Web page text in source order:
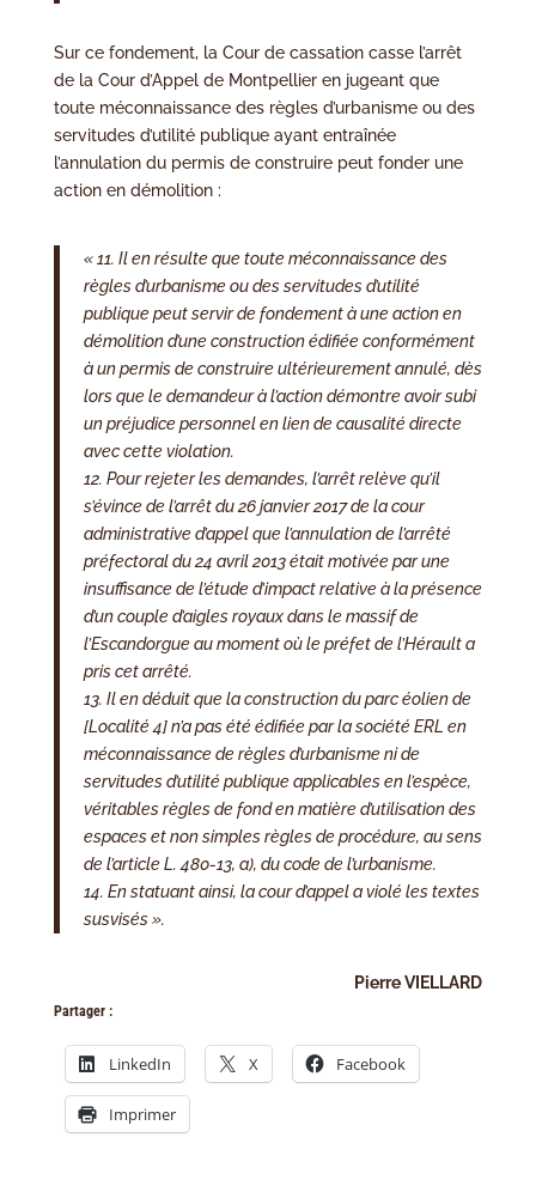
Sur ce fondement, la Cour de cassation casse l’arrêt
de la Cour d’Appel de Montpellier en jugeant que
toute méconnaissance des règles d’urbanisme ou des
servitudes d’utilité publique ayant entraînée
l’annulation du permis de construire peut fonder une
action en démolition :
« 11. Il en résulte que toute méconnaissance des
règles d’urbanisme ou des servitudes d’utilité
publique peut servir de fondement à une action en
démolition d’une construction édifiée conformément
à un permis de construire ultérieurement annulé, dès
lors que le demandeur à l’action démontre avoir subi
un préjudice personnel en lien de causalité directe
avec cette violation.
12. Pour rejeter les demandes, l’arrêt relève qu’il
s’évince de l’arrêt du 26 janvier 2017 de la cour
administrative d’appel que l’annulation de l’arrêté
préfectoral du 24 avril 2013 était motivée par une
insuffisance de l’étude d’impact relative à la présence
d’un couple d’aigles royaux dans le massif de
l’Escandorgue au moment où le préfet de l’Hérault a
pris cet arrêté.
13. Il en déduit que la construction du parc éolien de
[Localité 4] n’a pas été édifiée par la société ERL en
méconnaissance de règles d’urbanisme ni de
servitudes d’utilité publique applicables en l’espèce,
véritables règles de fond en matière d’utilisation des
espaces et non simples règles de procédure, au sens
de l’articleL. 480-13, a), du code de l’urbanisme.
14. En statuant ainsi, la cour d’appel a violé les textes
susvisés ».
Pierre VIELLARD
Partager :
LinkedIn X Facebook
Imprimer